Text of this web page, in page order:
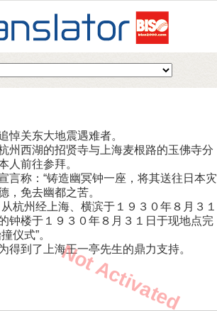
悼关东大地震遇难者。
州西湖的招贤寺与上海麦根路的玉佛寺分
人前往参拜。
言称：“铸造幽冥钟一座，将其送往日本灾
，免去幽都之苦。
杭州经上海、横滨于１９３０年８月３１
钟楼于１９３０年８月３１日于现地点完
仪式”。
得到了上海王一亭先生的鼎力支持。
Not Activated